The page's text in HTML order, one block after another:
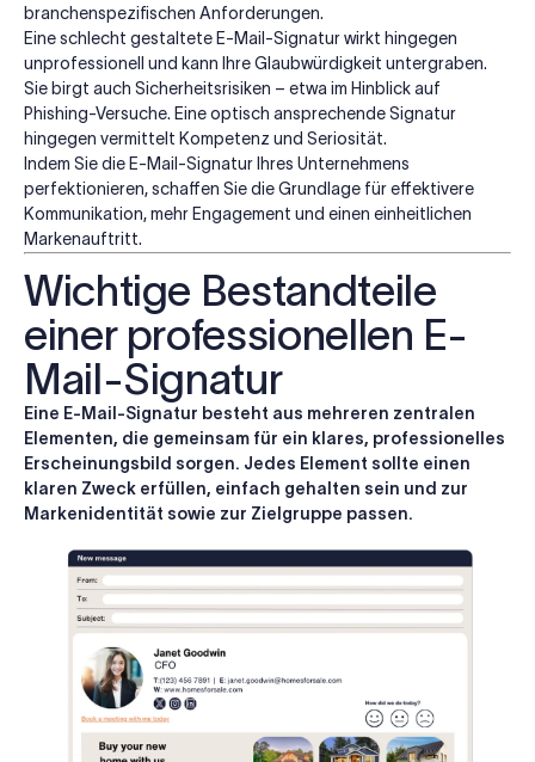
branchenspezifischen Anforderungen.
Eine schlecht gestaltete E-Mail-Signatur wirkt hingegen
unprofessionell und kann Ihre Glaubwürdigkeit untergraben.
Sie birgt auch Sicherheitsrisiken – etwa im Hinblick auf
Phishing-Versuche. Eine optisch ansprechende Signatur
hingegen vermittelt Kompetenz und Seriosität.
Indem Sie die E-Mail-Signatur Ihres Unternehmens
perfektionieren, schaffen Sie die Grundlage für effektivere
Kommunikation, mehr Engagement und einen einheitlichen
Markenauftritt.
Wichtige Bestandteile
einer professionellen E-
Mail-Signatur
Eine E-Mail-Signatur besteht aus mehreren zentralen
Elementen, die gemeinsam für ein klares, professionelles
Erscheinungsbild sorgen. Jedes Element sollte einen
klaren Zweck erfüllen, einfach gehalten sein und zur
Markenidentität sowie zur Zielgruppe passen.